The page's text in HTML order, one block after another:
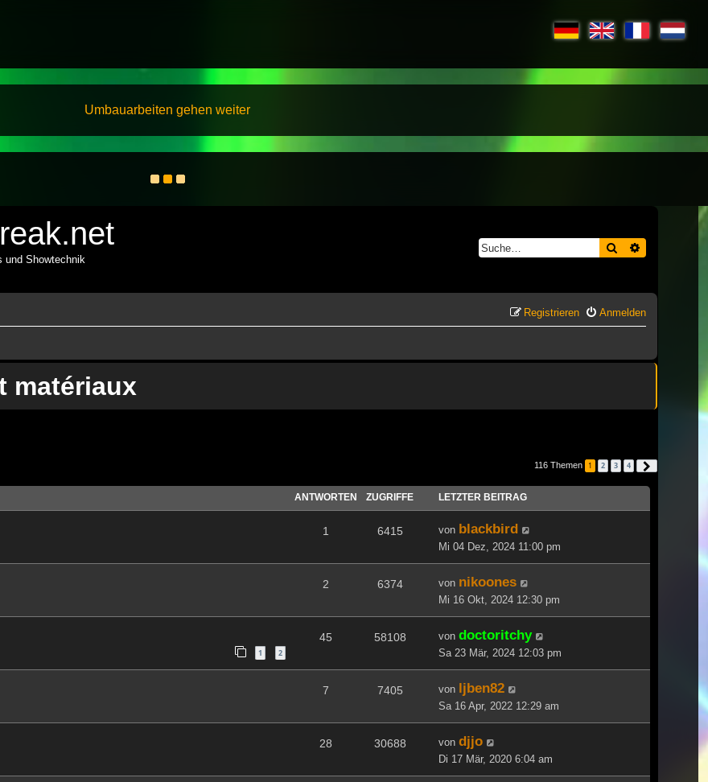
Umbauarbeiten gehen weiter
und Showtechnik
Suche
Anmelden
Registrieren
matériaux
116 Themen 1 2 3 4
ANTWORTEN ZUGRIFFE LETZTER BEITRAG
1 6415 von blackbird
Mi 04 Dez, 2024 11:00 pm
2 6374 von nikoones
Mi 16 Okt, 2024 12:30 pm
1 2
45 58108 von doctoritchy
Sa 23 Mär, 2024 12:03 pm
7 7405 von ljben82
Sa 16 Apr, 2022 12:29 am
28 30688 von djjo
Di 17 Mär, 2020 6:04 am